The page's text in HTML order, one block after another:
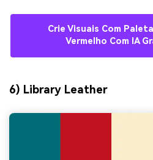
Crie Visuais Com
Vermelho Com IA
6) Library Leather